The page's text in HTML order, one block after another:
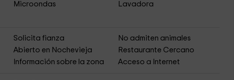
Microondas
Lavadora
Solicita fianza
No admiten animales
Abierto en Nochevieja
Restaurante Cercano
Información sobre la zona Acceso a Internet